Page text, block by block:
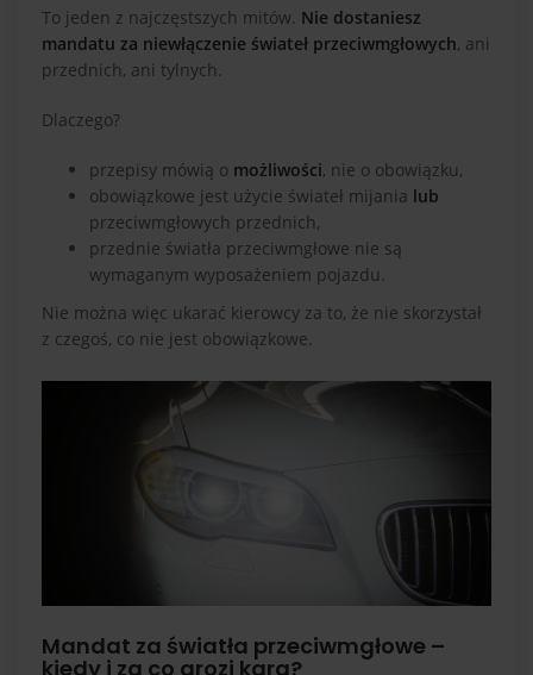
To jeden z najczęstszych mitów. Nie dostaniesz
mandatu za niewłączenie świateł przeciwmgłowych, ani
przednich, ani tylnych.
Dlaczego?
przepisy mówią o możliwości, nie o obowiązku,
obowiązkowe jest użycie świateł mijania lub
przeciwmgłowych przednich,
przednie światła przeciwmgłowe nie są
wymaganym wyposażeniem pojazdu.
Nie można więc ukarać kierowcy za to, że nie skorzystał
z czegoś, co nie jest obowiązkowe.
Mandat za światła przeciwmgłowe –
kiedy i za co grozi kara?